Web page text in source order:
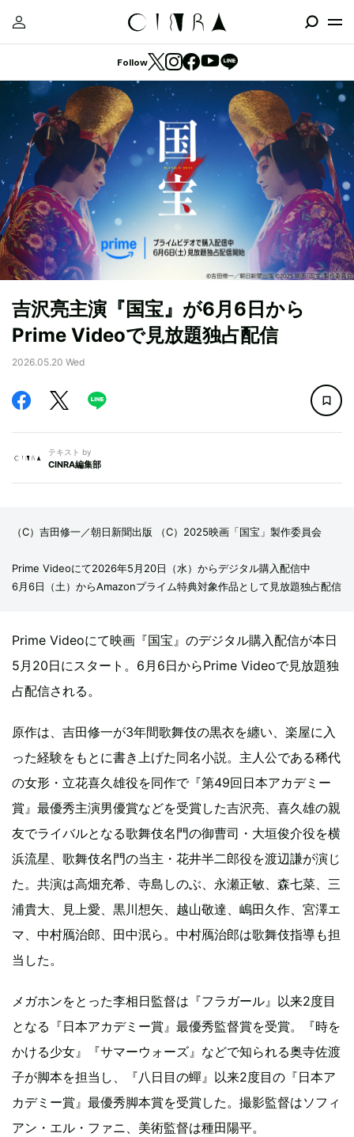
Follow
吉沢亮主演『国宝』が6月6日から
Prime Videoで見放題独占配信
2026.05.20 Wed
テキスト by
CINRA編集部
（C）吉田修一／朝日新聞出版 （C）2025映画「国宝」製作委員会
Prime Videoにて2026年5月20日（水）からデジタル購入配信中
6月6日（土）からAmazonプライム特典対象作品として見放題独占配信
Prime Videoにて映画『国宝』のデジタル購入配信が本日
5月20日にスタート。6月6日からPrime Videoで見放題独
占配信される。
原作は、吉田修一が3年間歌舞伎の黒衣を纏い、楽屋に入
った経験をもとに書き上げた同名小説。主人公である稀代
の女形・立花喜久雄役を同作で『第49回日本アカデミー
賞』最優秀主演男優賞などを受賞した吉沢亮、喜久雄の親
友でライバルとなる歌舞伎名門の御曹司・大垣俊介役を横
浜流星、歌舞伎名門の当主・花井半二郎役を渡辺謙が演じ
た。共演は高畑充希、寺島しのぶ、永瀬正敏、森七菜、三
浦貴大、見上愛、黒川想矢、越山敬達、嶋田久作、宮澤エ
マ、中村鴈治郎、田中泯ら。中村鴈治郎は歌舞伎指導も担
当した。
メガホンをとった李相日監督は『フラガール』以来2度目
となる『日本アカデミー賞』最優秀監督賞を受賞。『時を
かける少女』『サマーウォーズ』などで知られる奥寺佐渡
子が脚本を担当し、『八日目の蟬』以来2度目の『日本ア
カデミー賞』最優秀脚本賞を受賞した。撮影監督はソフィ
アン・エル・ファニ、美術監督は種田陽平。